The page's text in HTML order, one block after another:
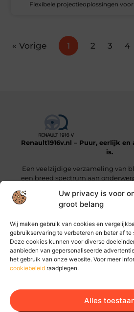
Uw privacy is voor
groot belang
Wij maken gebruik van cookies en
gebruikservaring te verbeteren en beter af te
Deze cookies kunnen voor diverse
aanbieden van gepersonaliseerde
het gebruik van onze website. Voor meer
cookiebeleid raadplegen.
Alles
Flexibele projectieoplossingen
« Vorige 1 2 3 4
Renault1916v.nl – Puur, eerlijk
is.
Een veelzijdige verzameling van
een breed spectrum aan
Onze informatie
Bericht categorie